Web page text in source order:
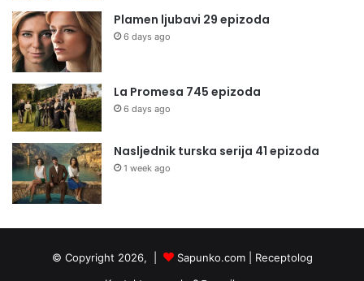
Plamen ljubavi 29 epizoda
6 days ago
La Promesa 745 epizoda
6 days ago
Nasljednik turska serija 41 epizoda
1 week ago
© Copyright 2026, | Sapunko.com| Receptolog